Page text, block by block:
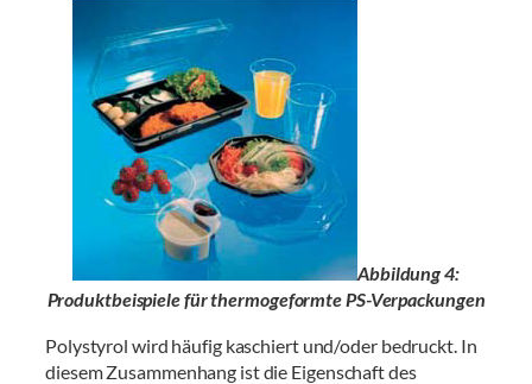
Abbildung 4:
Produktbeispiele für thermogeformte PS-Verpackungen
Polystyrol wird häufig kaschiert und/oder bedruckt. In
diesem Zusammenhang ist die Eigenschaft des